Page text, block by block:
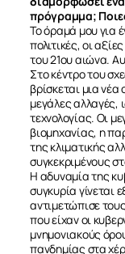
πρόγραμμα;
Το όραμά μου για
πολιτικές, οι
του 21ου αιώνα.
Στο κέντρο του
βρίσκεται μια νέα
μεγάλες αλλαγές,
τεχνολογίας. Οι
βιομηχανίας, η
της κλιματικής
συγκεκριμένους
Η αδυναμία της
συγκυρία γίνεται
αντιμετώπισε
που είχαν οι
μνημονιακούς
πανδημίας στα